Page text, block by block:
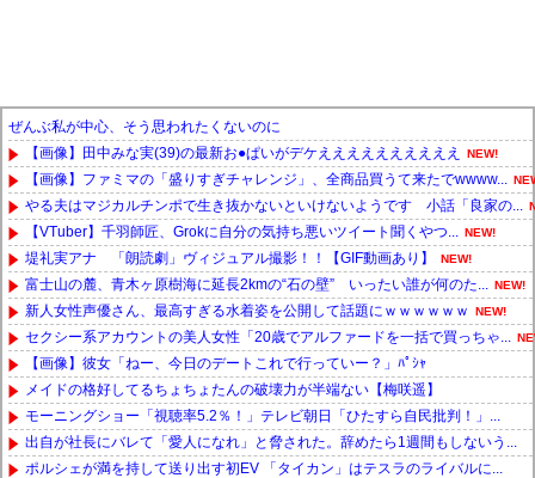
ぜんぶ私が中心、そう思われたくないのに
【画像】田中みな実(39)の最新お●ぱいがデケええええええええええ
NEW!
【画像】ファミマの「盛りすぎチャレンジ」、全商品買うて来たでwwww...
やる夫はマジカルチンポで生き抜かないといけないようです 小話「良家の...
【VTuber】千羽師匠、Grokに自分の気持ち悪いツイート聞くやつ... NEW!
堤礼実アナ 「朗読劇」ヴィジュアル撮影！！【GIF動画あり】 NEW!
富士山の麓、青木ヶ原樹海に延長2kmの“石の壁” いったい誰が何のた... NEW!
新人女性声優さん、最高すぎる水着姿を公開して話題にｗｗｗｗｗｗ NEW!
セクシー系アカウントの美人女性「20歳でアルファードを一括で買っちゃ...
【画像】彼女「ねー、今日のデートこれで行っていー？」ﾊﾟｼｬ
メイドの格好してるちょちょたんの破壊力が半端ない【梅咲遥】
モーニングショー「視聴率5.2％！」テレビ朝日「ひたすら自民批判！」...
出自が社長にバレて「愛人になれ」と脅された。辞めたら1週間もしないう...
ポルシェが満を持して送り出す初EV 「タイカン」はテスラのライバルに...